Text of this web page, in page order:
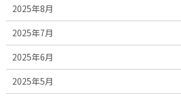
2025年8月
2025年7月
2025年6月
2025年5月